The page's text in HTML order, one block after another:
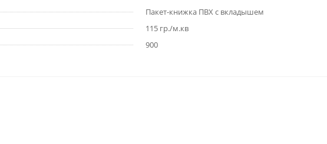
Пакет-книжка ПВХ с вкладышем
115 гр./м.кв
900